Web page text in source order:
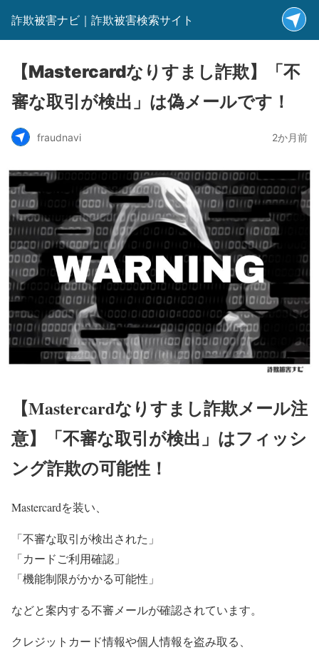
詐欺被害ナビ｜詐欺被害検索サイト
【Mastercardなりすまし詐欺】「不
審な取引が検出」は偽メールです！
fraudnavi 2か月前
【Mastercardなりすまし詐欺メール注
意】「不審な取引が検出」はフィッシ
ング詐欺の可能性！
Mastercardを装い、
「不審な取引が検出された」
「カードご利用確認」
「機能制限がかかる可能性」
などと案内する不審メールが確認されています。
クレジットカード情報や個人情報を盗み取る、